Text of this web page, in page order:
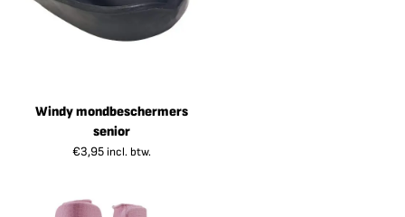
Windy mondbeschermers
senior
€3,95 incl. btw.